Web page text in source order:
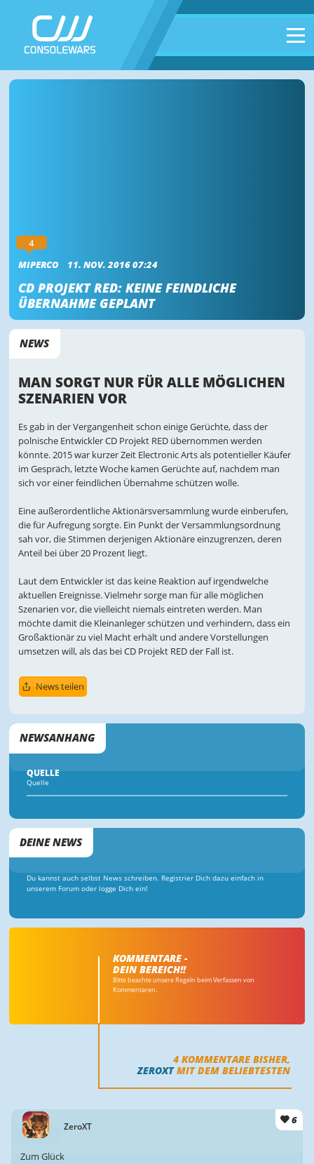
4
MIPERCO 11. NOV. 2016 07:24
CD PROJEKT RED: KEINE FEINDLICHE
ÜBERNAHME GEPLANT
NEWS
MAN SORGT NUR FÜR ALLE MÖGLICHEN
SZENARIEN VOR
Es gab in der Vergangenheit schon einige Gerüchte, dass der
polnische Entwickler CD Projekt RED übernommen werden
könnte. 2015 war kurzer Zeit Electronic Arts als potentieller Käufer
im Gespräch, letzte Woche kamen Gerüchte auf, nachdem man
sich vor einer feindlichen Übernahme schützen wolle.
Eine außerordentliche Aktionärsversammlung wurde einberufen,
die für Aufregung sorgte. Ein Punkt der Versammlungsordnung
sah vor, die Stimmen derjenigen Aktionäre einzugrenzen, deren
Anteil bei über 20 Prozent liegt.
Laut dem Entwickler ist das keine Reaktion auf irgendwelche
aktuellen Ereignisse. Vielmehr sorge man für alle möglichen
Szenarien vor, die vielleicht niemals eintreten werden. Man
möchte damit die Kleinanleger schützen und verhindern, dass ein
Großaktionär zu viel Macht erhält und andere Vorstellungen
umsetzen will, als das bei CD Projekt RED der Fall ist.
News teilen
NEWSANHANG
QUELLE
Quelle
DEINE NEWS
Du kannst auch selbst News schreiben. Registrier Dich dazu einfach in
unserem Forum oder logge Dich ein!
KOMMENTARE -
DEIN BEREICH!!
Bitte beachte unsere Regeln beim Verfassen von
Kommentaren.
4 KOMMENTARE BISHER,
ZEROXTMIT DEM BELIEBTESTEN
ZeroXT
6
Zum Glück